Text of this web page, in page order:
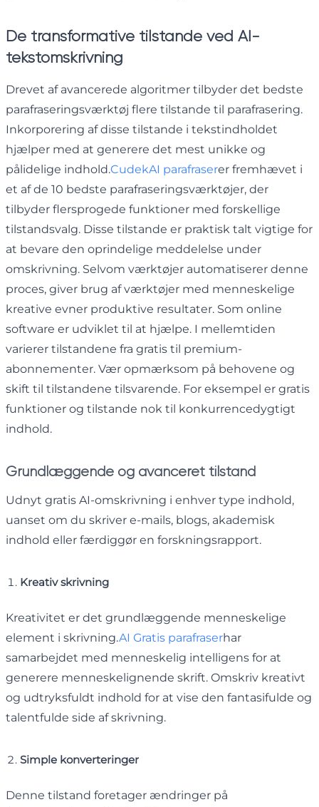
De transformative tilstande ved AI-
tekstomskrivning
Drevet af avancerede algoritmer tilbyder det bedste
parafraseringsværktøj flere tilstande til parafrasering.
Inkorporering af disse tilstande i tekstindholdet
hjælper med at generere det mest unikke og
pålidelige indhold.CudekAI parafraserer fremhævet i
et af de 10 bedste parafraseringsværktøjer, der
tilbyder flersprogede funktioner med forskellige
tilstandsvalg. Disse tilstande er praktisk talt vigtige for
at bevare den oprindelige meddelelse under
omskrivning. Selvom værktøjer automatiserer denne
proces, giver brug af værktøjer med menneskelige
kreative evner produktive resultater. Som online
software er udviklet til at hjælpe. I mellemtiden
varierer tilstandene fra gratis til premium-
abonnementer. Vær opmærksom på behovene og
skift til tilstandene tilsvarende. For eksempel er gratis
funktioner og tilstande nok til konkurrencedygtigt
indhold.
Grundlæggende og avanceret tilstand
Udnyt gratis AI-omskrivning i enhver type indhold,
uanset om du skriver e-mails, blogs, akademisk
indhold eller færdiggør en forskningsrapport.
Kreativ skrivning
Kreativitet er det grundlæggende menneskelige
element i skrivning.AI Gratis parafraserhar
samarbejdet med menneskelig intelligens for at
generere menneskelignende skrift. Omskriv kreativt
og udtryksfuldt indhold for at vise den fantasifulde og
talentfulde side af skrivning.
Simple konverteringer
Denne tilstand foretager ændringer på